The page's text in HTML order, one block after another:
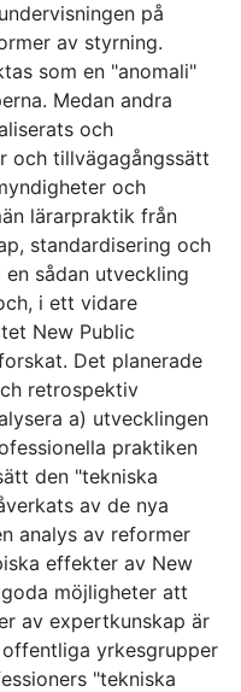
på
av styrning.
som en "anomali"
Medan andra
och
och tillvägagångssätt
och
lärarpraktik från
standardisering och
sådan utveckling
i ett vidare
New Public
Det planerade
retrospektiv
a) utvecklingen
praktiken
den "tekniska
av de nya
analys av reformer
effekter av New
möjligheter att
av expertkunskap är
yrkesgrupper
"tekniska